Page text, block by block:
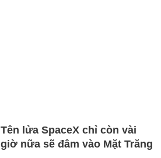
Tên lửa SpaceX chỉ còn vài
giờ nữa sẽ đâm vào Mặt Trăng